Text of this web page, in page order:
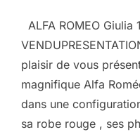
ALFA ROMEO
plaisir de vous
magnifique Alfa
dans une
sa robe rouge , ses